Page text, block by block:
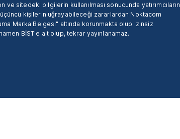
sitedeki bilgilerin kullanılması sonucunda yatırımcıların
kişilerin uğrayabileceği zararlardan Noktacom
Marka Belgesi" altında korunmakta olup izinsiz
BİST'e ait olup, tekrar yayınlanamaz.